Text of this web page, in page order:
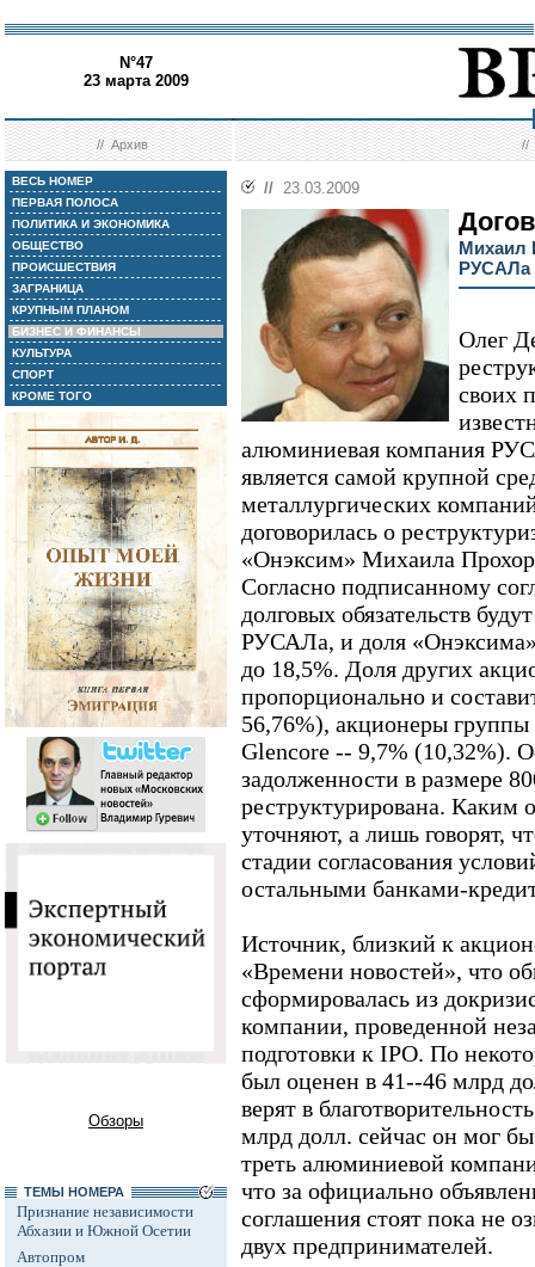
N°47
23 марта 2009
//Архив //
ВЕСЬ НОМЕР
ПЕРВАЯ ПОЛОСА
ПОЛИТИКА И ЭКОНОМИКА
ОБЩЕСТВО
ПРОИСШЕСТВИЯ
ЗАГРАНИЦА
КРУПНЫМ ПЛАНОМ
БИЗНЕС И ФИНАНСЫ
КУЛЬТУРА
СПОРТ
КРОМЕ ТОГО
Обзоры
ТЕМЫ НОМЕРА
Признание независимости
Абхазии и Южной Осетии
Автопром
// 23.03.2009
Михаил
РУСАЛа
Олег
своих
алюминиевая компания
является самой крупной
металлургических
договорилась о
«Онэксим» Михаила
Согласно подписанному
долговых обязательств
РУСАЛа, и доля
до 18,5%. Доля других
пропорционально и
56,76%), акционеры
Glencore -- 9,7% (10,32%).
задолженности в размере
реструктурирована. Каким
уточняют, а лишь говорят,
стадии согласования
остальными банками-
Источник, близкий к
«Времени новостей», что
сформировалась из
компании, проведенной
подготовки к IPO. По
был оценен в 41--46 млрд
верят в
млрд долл. сейчас он мог
треть алюминиевой
что за официально
соглашения стоят пока не
двух предпринимателей.